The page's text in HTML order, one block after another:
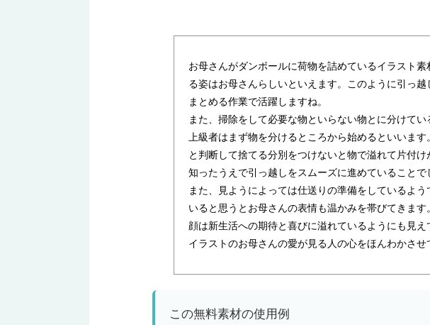
お母さんがダンボールに荷物を詰めているイラスト
る姿はお母さんらしいといえます。このように引っ
まとめる作業で活躍しますね。
また、掃除をして必要な物といらない物とに分けて
上級者はまず物を分けるところから始めるといいま
と判断して捨てる分別をつけないと物で溢れて片付
知ったうえで引っ越しをスムーズに進めていることで
また、見ようによっては仕送りの準備をしているよ
いると思うとお母さんの表情も温かみを帯びてきま
顔は新生活への期待と喜びに溢れているようにも見え
イラストのお母さんの愛が見る人の心をほんわかさせ
この無料素材の使用例